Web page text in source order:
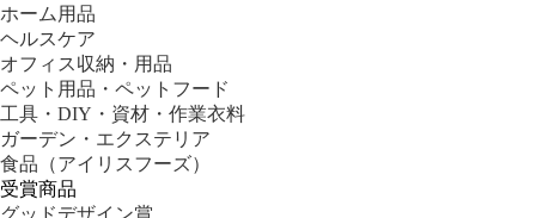
ホーム用品
ヘルスケア
オフィス収納・用品
ペット用品・ペットフード
工具・DIY・資材・作業衣料
ガーデン・エクステリア
食品 （アイリスフーズ）
受賞商品
グッドデザイン賞